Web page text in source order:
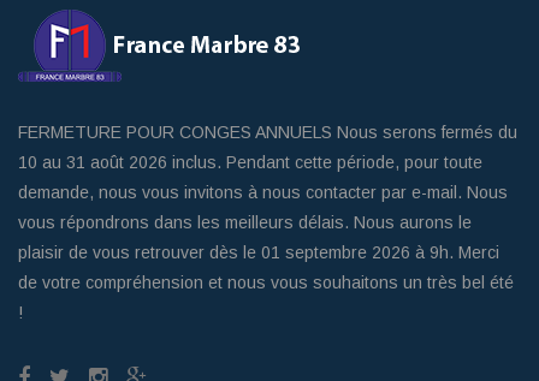
FERMETURE POUR CONGES ANNUELS Nous serons fermés du
10 au 31 août 2026 inclus. Pendant cette période, pour toute
demande, nous vous invitons à nous contacter par e-mail. Nous
vous répondrons dans les meilleurs délais. Nous aurons le
plaisir de vous retrouver dès le 01 septembre 2026 à 9h. Merci
de votre compréhension et nous vous souhaitons un très bel été
!